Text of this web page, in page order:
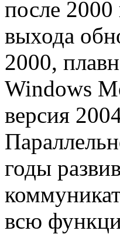
после 2000
выхода
2000,
Windows
версия
годы
всю